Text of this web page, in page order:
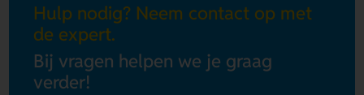
Hulp nodig? Neem contact op met
de expert.
Bij vragen helpen we je graag
verder!